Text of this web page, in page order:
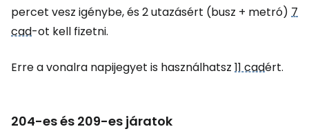
percet vesz igénybe, és 2 utazásért (busz + metró) 7
cad-ot kell fizetni.
Erre a vonalra napijegyet is használhatsz 11 cadért.
204-es és 209-es járatok